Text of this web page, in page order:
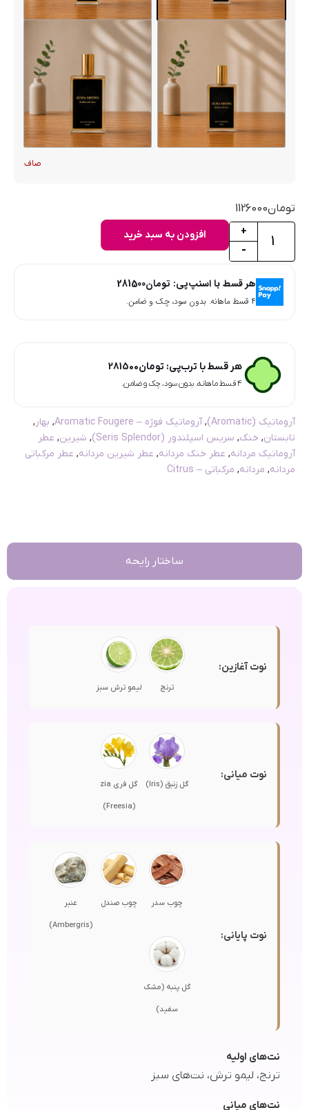
صاف
تومان1126000
-
+ افزودن به سبد خرید
هر قسط با اسنپ‌پی: تومان281500
۴ قسط ماهانه. بدون سود، چک و ضامن.
هر قسط با ترب‌پی: تومان281500
۴ قسط ماهانه. بدون سود، چک و ضامن.
آروماتیک (Aromatic) ,آروماتیک فوژه – Aromatic Fougere , بهار ,
تابستان, خنک, سریس اسپلندور (Seris Splendor) , شیرین, عطر
آروماتیک مردانه, عطر خنک مردانه, عطر شیرین مردانه, عطر مرکباتی
مردانه, مردانه, مرکباتی – Citrus
ساختار رایحه
نوت آغازین:
ترنج لیمو ترش سبز
نوت میانی:
گل زنبق (Iris) گل فری zia
(Freesia)
نوت پایانی:
چوب سدر چوب صندل عنبر
(Ambergris)
گل پنبه (مشک
سفید)
نت‌های اولیه
ترنج، لیمو ترش، نت‌های سبز
نت‌های میانی